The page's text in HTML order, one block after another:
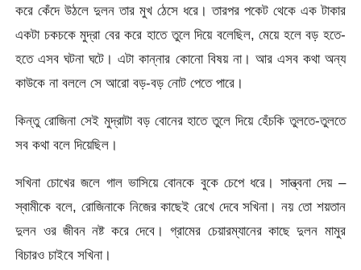
করে কেঁদে উঠলে দুলন তার মুখ ঠেসে ধরে। তারপর পকেট থেকে এক টাকার
একটা চকচকে মুদ্রা বের করে হাতে তুলে দিয়ে বলেছিল, মেয়ে হলে বড় হতে-
হতে এসব ঘটনা ঘটে। এটা কান্নার কোনো বিষয় না। আর এসব কথা অন্য
কাউকে না বললে সে আরো বড়-বড় নোট পেতে পারে।
কিন্তু রোজিনা সেই মুদ্রাটা বড় বোনের হাতে তুলে দিয়ে হেঁচকি তুলতে-তুলতে
সব কথা বলে দিয়েছিল।
সখিনা চোখের জলে গাল ভাসিয়ে বোনকে বুকে চেপে ধরে। সান্ত্বনা দেয় –
স্বামীকে বলে, রোজিনাকে নিজের কাছেই রেখে দেবে সখিনা। নয় তো শয়তান
দুলন ওর জীবন নষ্ট করে দেবে। গ্রামের চেয়ারম্যানের কাছে দুলন মামুর
বিচারও চাইবে সখিনা।